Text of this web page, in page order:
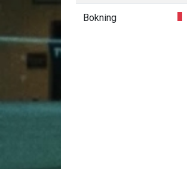
Bokning